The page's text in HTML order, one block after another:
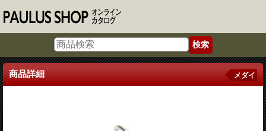
商品詳細 メダイ